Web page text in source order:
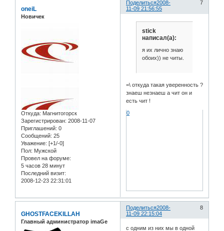
Поделиться 7
2008-
11-09 21:56:55
oneiL
Новичек
Откуда: Магнитогорск
Зарегистрирован: 2008-11-07
Приглашений: 0
Сообщений: 25
Уважение: [+1/-0]
Пол: Мужской
Провел на форуме:
5 часов 28 минут
Последний визит:
2008-12-23 22:31:01
stick
написал(а):
я их лично знаю
обоих)) не читы.
=\ откуда такая уверенность ?
знаеш незнаеш а чит он и
есть чит !
0
Поделиться 8
2008-
11-09 22:15:04
GHOSTFACEKILLAH
Главный администратор imaGe
с одним из них мы в одной